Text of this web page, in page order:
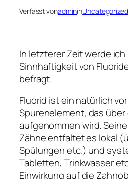
Verfasst vonadmininUncategorized
In letzterer Zeit werde
Sinnhaftigkeit von
befragt.
Fluorid ist ein natürlich
Spurenelement, das über
aufgenommen wird.
Zähne entfaltet es lokal
Spülungen etc.) und
Tabletten, Trinkwasser
Einwirkung auf die